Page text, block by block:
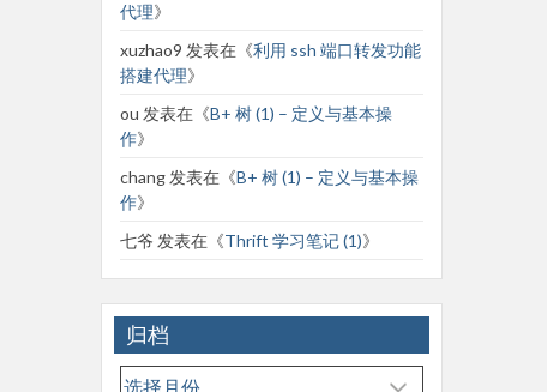
代理》
xuzhao9 发表在《利用 ssh 端口转发功能
搭建代理》
ou 发表在《B+ 树 (1) – 定义与基本操
作》
chang 发表在《B+ 树 (1) – 定义与基本操
作》
七爷 发表在《Thrift 学习笔记 (1)》
归档
归